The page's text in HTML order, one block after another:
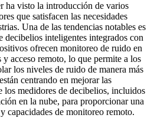
ha visto la introducción de varios
que satisfacen las necesidades
Una de las tendencias notables es
decibelios inteligentes integrados con
ofrecen monitoreo de ruido en
acceso remoto, lo que permite a los
los niveles de ruido de manera más
centrando en mejorar las
los medidores de decibelios, incluidos
en la nube, para proporcionar una
capacidades de monitoreo remoto.